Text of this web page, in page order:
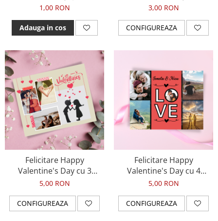
ziua indragostitilor
1,00 RON
Adauga in cos
fotografie si mesaj, pentru
3,00 RON
CONFIGUREAZA
Felicitare Happy
Valentine's Day cu 3
fotografii, pentru ziua
5,00 RON
CONFIGUREAZA
Felicitare Happy
Valentine's Day cu 4
fotografii si numele
indragostitilor
5,00 RON
CONFIGUREAZA